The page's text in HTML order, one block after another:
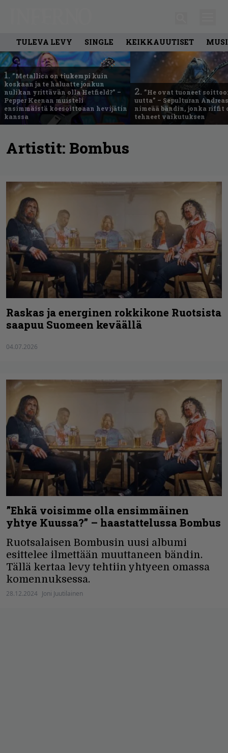
TULEVA LEVY SINGLE KEIKKAUUTISET
1. ”Metallica on tiukempi kuin
koskaan ja te haluatte jonkun
nulikan yrittävän olla Hetfield?” –
Pepper Keenan muisteli
ensimmäistä koesoittoaan hevijätin
kanssa
2. ”He ovat tuoneet
uutta” – Sepulturan
nimeää bändin, jonka riffit
tehneet vaikutuksen
Artistit: Bombus
Raskas ja energinen rokkikone Ruotsista
saapuu Suomeen keväällä
04.07.2026
”Ehkä voisimme olla ensimmäinen
yhtye Kuussa?” – haastattelussa Bombus
Ruotsalaisen Bombusin uusi albumi
esittelee ilmettään muuttaneen bändin.
Tällä kertaa levy tehtiin yhtyeen omassa
komennuksessa.
28.12.2024 Joni Juutilainen